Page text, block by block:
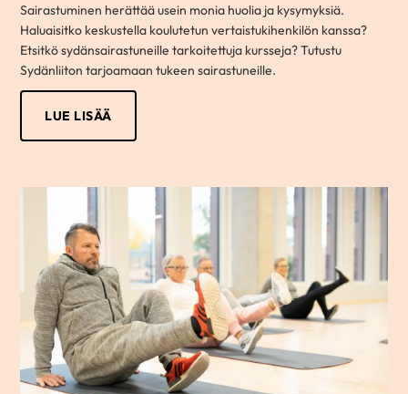
Sairastuminen herättää usein monia huolia ja kysymyksiä.
Haluaisitko keskustella koulutetun vertaistukihenkilön kanssa?
Etsitkö sydänsairastuneille tarkoitettuja kursseja? Tutustu
Sydänliiton tarjoamaan tukeen sairastuneille.
LUE LISÄÄ